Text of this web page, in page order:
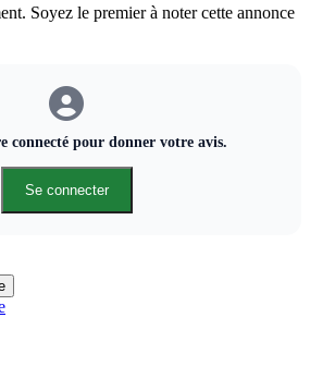
Soyez le premier à noter cette annonce
connecté pour donner votre avis.
Se connecter